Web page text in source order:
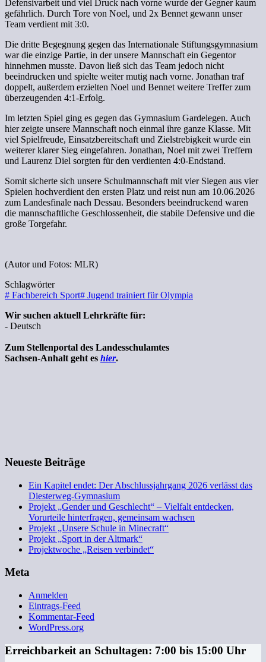
Defensivarbeit und viel Druck nach vorne wurde der Gegner kaum
gefährlich. Durch Tore von Noel, und 2x Bennet gewann unser
Team verdient mit 3:0.
Die dritte Begegnung gegen das Internationale Stiftungsgymnasium
war die einzige Partie, in der unsere Mannschaft ein Gegentor
hinnehmen musste. Davon ließ sich das Team jedoch nicht
beeindrucken und spielte weiter mutig nach vorne. Jonathan traf
doppelt, außerdem erzielten Noel und Bennet weitere Treffer zum
überzeugenden 4:1-Erfolg.
Im letzten Spiel ging es gegen das Gymnasium Gardelegen. Auch
hier zeigte unsere Mannschaft noch einmal ihre ganze Klasse. Mit
viel Spielfreude, Einsatzbereitschaft und Zielstrebigkeit wurde ein
weiterer klarer Sieg eingefahren. Jonathan, Noel mit zwei Treffern
und Laurenz Diel sorgten für den verdienten 4:0-Endstand.
Somit sicherte sich unsere Schulmannschaft mit vier Siegen aus vier
Spielen hochverdient den ersten Platz und reist nun am 10.06.2026
zum Landesfinale nach Dessau. Besonders beeindruckend waren
die mannschaftliche Geschlossenheit, die stabile Defensive und die
große Torgefahr.
(Autor und Fotos: MLR)
Schlagwörter
# Fachbereich Sport# Jugend trainiert für Olympia
Wir suchen aktuell Lehrkräfte für:
- Deutsch
Zum Stellenportal des Landesschulamtes
Sachsen-Anhalt geht es hier.
Neueste Beiträge
Ein Kapitel endet: Der Abschlussjahrgang 2026 verlässt das
Diesterweg-Gymnasium
Projekt „Gender und Geschlecht“ – Vielfalt entdecken,
Vorurteile hinterfragen, gemeinsam wachsen
Projekt „Unsere Schule in Minecraft“
Projekt „Sport in der Altmark“
Projektwoche „Reisen verbindet“
Meta
Anmelden
Eintrags-Feed
Kommentar-Feed
WordPress.org
Erreichbarkeit an Schultagen: 7:00 bis 15:00 Uhr